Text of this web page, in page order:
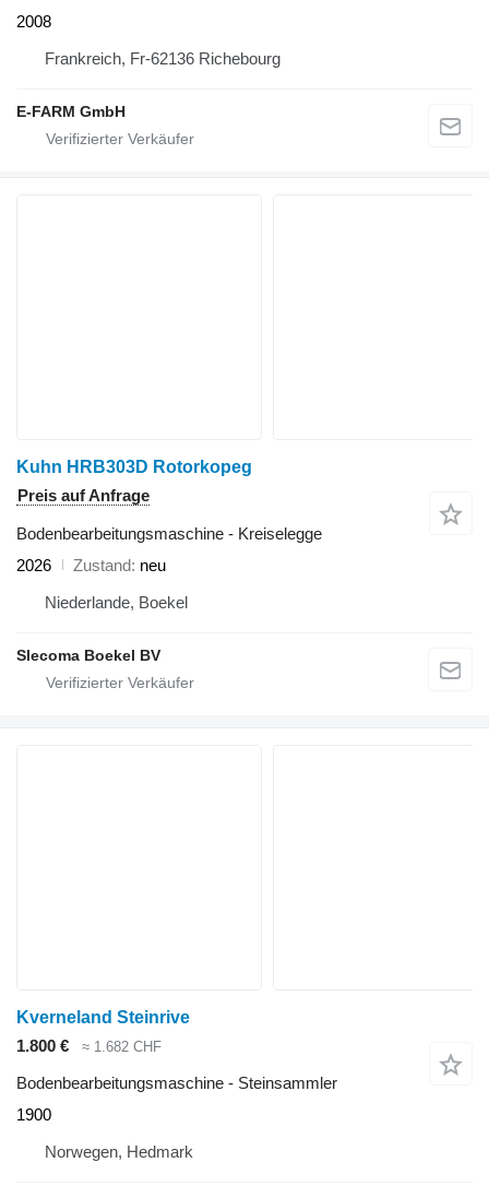
2008
Frankreich, Fr-62136 Richebourg
E-FARM GmbH
Kuhn HRB303D Rotorkopeg
Preis auf Anfrage
Bodenbearbeitungsmaschine - Kreiselegge
2026
Zustand neu
Niederlande, Boekel
Slecoma Boekel BV
Kverneland Steinrive
1.800 €
≈ 1.682 CHF
Bodenbearbeitungsmaschine - Steinsammler
1900
Norwegen, Hedmark